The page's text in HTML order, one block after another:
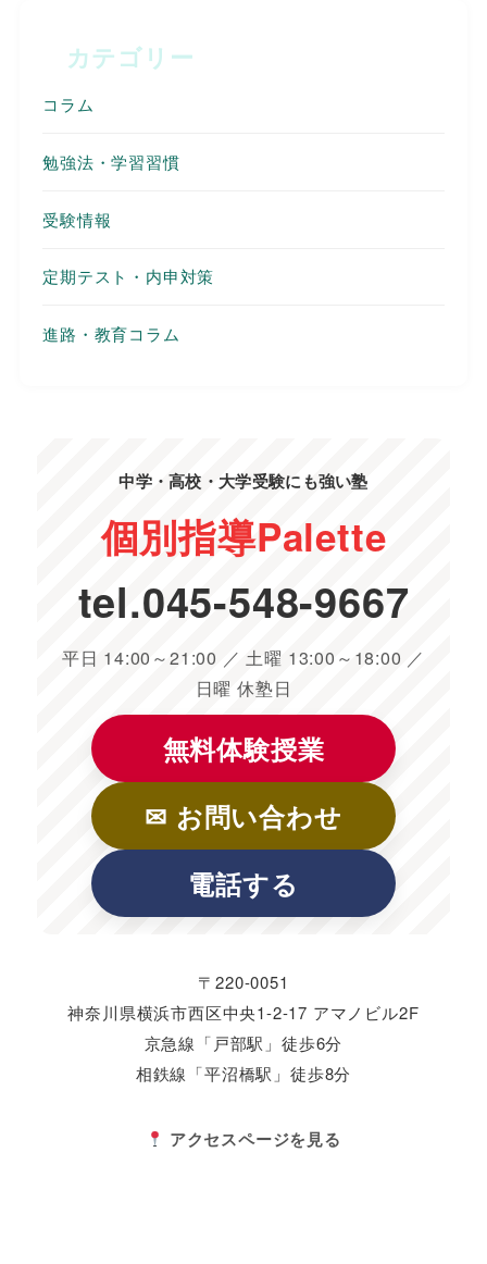
カテゴリー
コラム
勉強法・学習習慣
受験情報
定期テスト・内申対策
進路・教育コラム
中学・高校・大学受験にも強い塾
個別指導Palette
tel.045-548-9667
平日 14:00～21:00 ／ 土曜 13:00～18:00 ／
日曜 休塾日
無料体験授業
✉ お問い合わせ
電話する
〒220-0051
神奈川県横浜市西区中央1-2-17 アマノビル2F
京急線「戸部駅」徒歩6分
相鉄線「平沼橋駅」徒歩8分
アクセスページを見る